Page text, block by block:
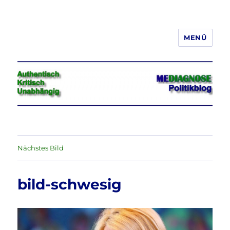
Jeder hat das Recht, seine
Meinung in Wort, Schrift und Bild
frei zu äußern und zu verbreiten
MENÜ
Nächstes Bild
bild-schwesig